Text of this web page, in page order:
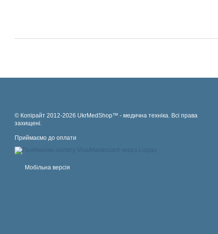
© Копірайт 2012-2026 UkrMedShop™ - медична техніка. Всі права
захищені.
Приймаємо до оплати
Мобільна версія